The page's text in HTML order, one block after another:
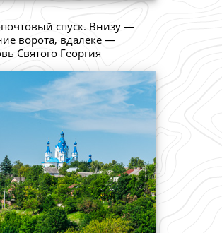
спуск. Внизу —
ворота, вдалеке —
Святого Георгия